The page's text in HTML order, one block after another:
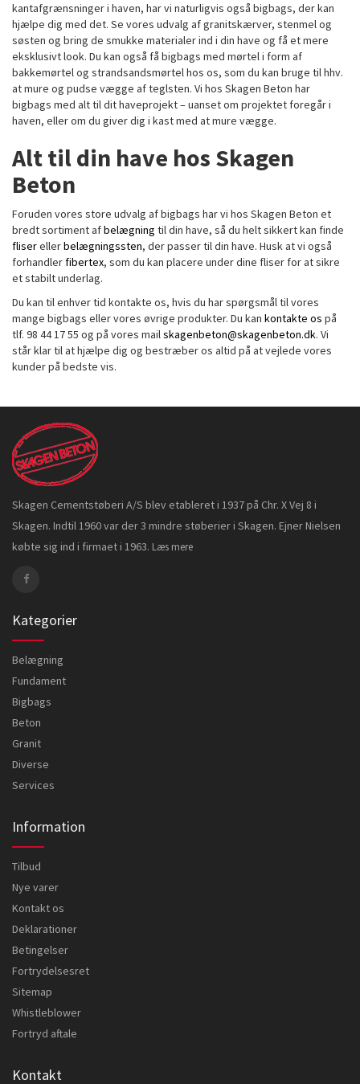
kantafgrænsninger i haven, har vi naturligvis også bigbags, der kan
hjælpe dig med det. Se vores udvalg af granitskærver, stenmel og
søsten og bring de smukke materialer ind i din have og få et mere
eksklusivt look. Du kan også få bigbags med mørtel i form af
bakkemørtel og strandsandsmørtel hos os, som du kan bruge til hhv.
at mure og pudse vægge af teglsten. Vi hos Skagen Beton har
bigbags med alt til dit haveprojekt – uanset om projektet foregår i
haven, eller om du giver dig i kast med at mure vægge.
Alt til din have hos Skagen
Beton
Foruden vores store udvalg af bigbags har vi hos Skagen Beton et
bredt sortiment afbelægning til din have, så du helt sikkert kan finde
fliserellerbelægningssten, der passer til din have. Husk at vi også
forhandlerfibertex, som du kan placere under dine fliser for at sikre
et stabilt underlag.
Du kan til enhver tid kontakte os, hvis du har spørgsmål til vores
mange bigbags eller vores øvrige produkter. Du kan kontakte os på
tlf. 98 44 17 55 og på vores mailskagenbeton@skagenbeton.dk. Vi
står klar til at hjælpe dig og bestræber os altid på at vejlede vores
kunder på bedste vis.
Skagen Cementstøberi A/S blev etableret i 1937 på Chr. X Vej 8 i
Skagen. Indtil 1960 var der 3 mindre støberier i Skagen. Ejner Nielsen
købte sig ind i firmaet i 1963. Læs mere
Kategorier
Belægning
Fundament
Bigbags
Beton
Granit
Diverse
Services
Information
Tilbud
Nye varer
Kontakt os
Deklarationer
Betingelser
Fortrydelsesret
Sitemap
Whistleblower
Fortryd aftale
Kontakt